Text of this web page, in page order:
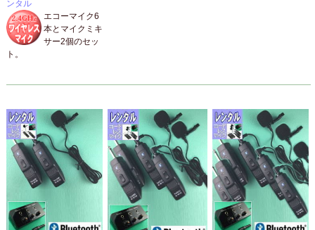
ンタル
エコーマイク6
本とマイクミキ
サー2個のセッ
ト。